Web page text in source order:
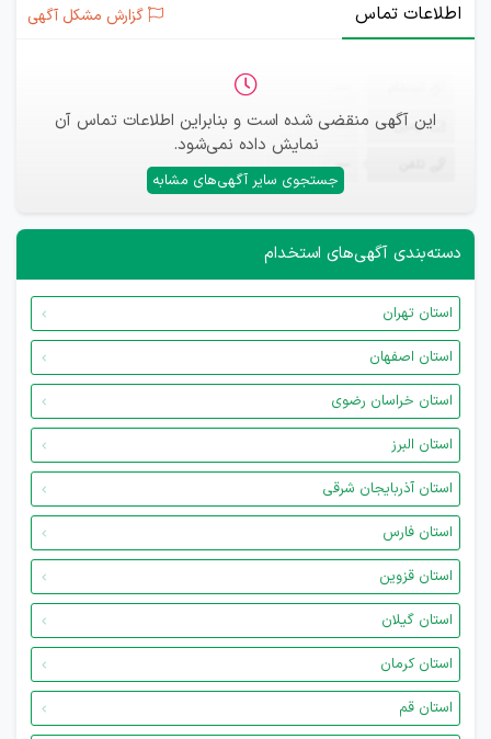
اطلاعات تماس گزارش مشکل آگهی
این آگهی منقضی شده است و بنابراین اطلاعات تماس آن
نمایش داده نمی‌شود.
جستجوی سایر آگهی‌های مشابه
ایمیل —
—
دسته‌بندی آگهی‌های استخدام
استان تهران
استان اصفهان
استان خراسان رضوی
استان البرز
استان آذربایجان شرقی
استان فارس
استان قزوین
استان گیلان
استان کرمان
استان قم